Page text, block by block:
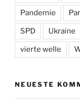
Pandemie
SPD Ukraine
vierte welle
NEUESTE